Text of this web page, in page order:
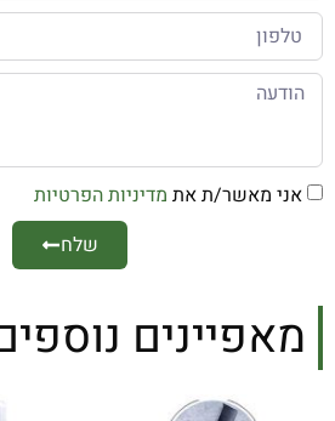
אני מאשר/ת אתמדיניות הפרטיות
שלח
מאפיינים נוספים